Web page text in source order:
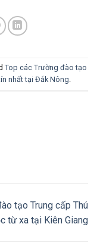
Top các Trường đào tạo
nhất tại Đắk Nông.
tạo Trung cấp Thú
từ xa tại Kiên Giang